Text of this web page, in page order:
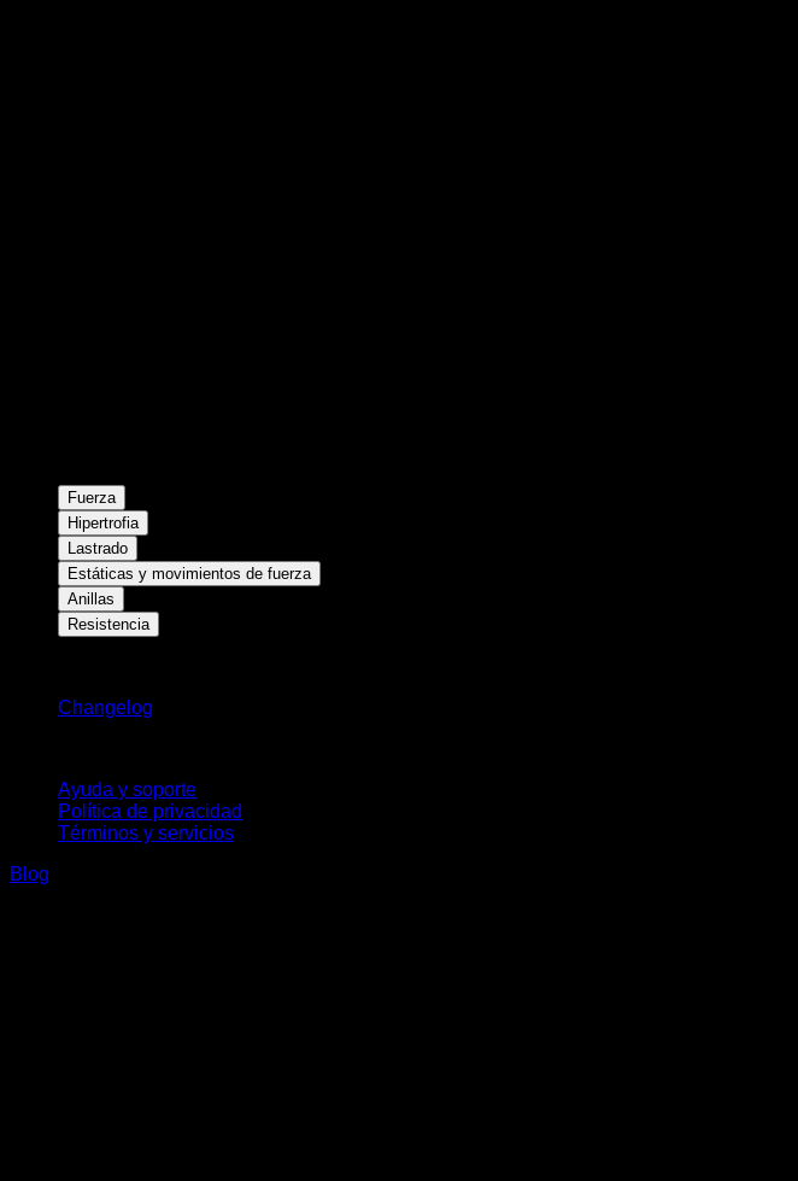
Fuerza
Hipertrofia
Lastrado
Estáticas y movimientos de fuerza
Anillas
Resistencia
Changelog
Ayuda y soporte
Política de privacidad
Términos y servicios
Blog